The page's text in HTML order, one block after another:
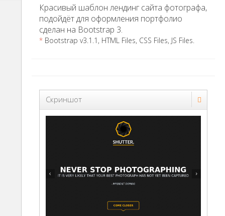
Красивый шаблон лендинг сайта фотографа,
подойдёт для оформления портфолио
сделан на Bootstrap 3.
* Bootstrap v3.1.1, HTML Files, CSS Files, JS Files.
Скриншот